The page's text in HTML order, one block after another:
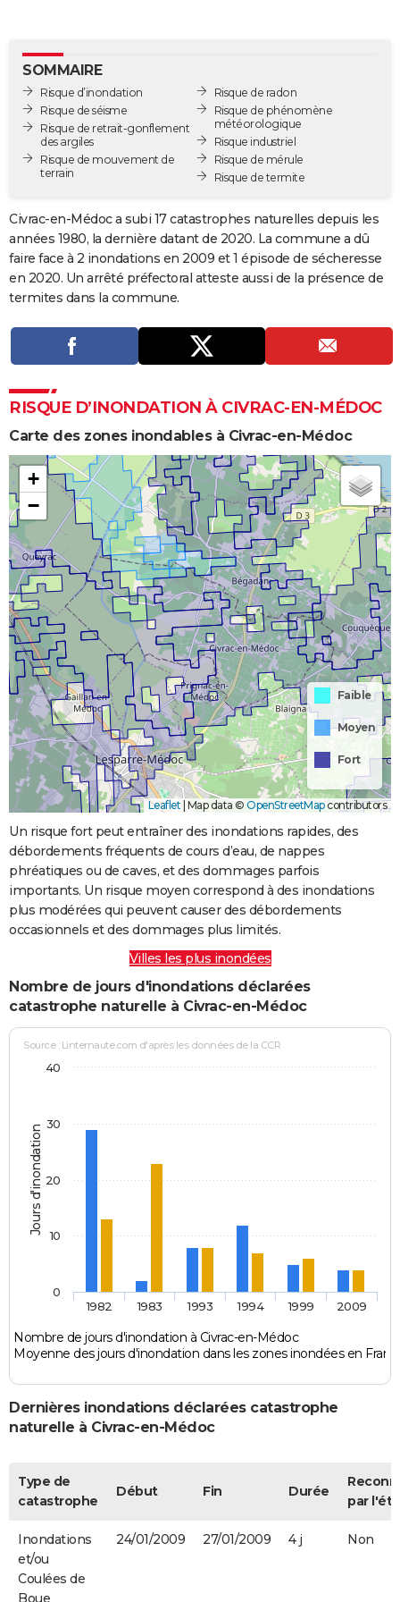
GUIDES D'ACHAT
BONS PLANS
CARTE DE VOEUX
Carte de Noël
Carte Bonne année
Carte Saint-Valentin
Carte Pâques
Carte d'anniversaire
DICTIONNAIRE
COPAINS D'AVANT
S'inscrire
Se connecter
Lycées
Collèges
Primaires
Universités
Entreprises
Service militaire
Avis de recherche
AVIS DE DÉCÈS
SOMMAIRE
Risque d’inondation
Risque de séisme
Risque de retrait-gonflement
des argiles
Risque de mouvement de
terrain
Risque de radon
Risque de phénomène
météorologique
Risque industriel
Risque de mérule
Risque de termite
Civrac-en-Médoc a subi 17 catastrophes naturelles depuis les
années 1980, la dernière datant de 2020. La commune a dû
faire face à 2 inondations en 2009 et 1 épisode de sécheresse
en 2020. Un arrêté préfectoral atteste aussi de la présence de
termites dans la commune.
RISQUE D’INONDATION À CIVRAC-EN-MÉDOC
Carte des zones inondables à Civrac-en-Médoc
+
−
Faible
Moyen
Fort
Leaflet | Map data © OpenStreetMapcontributors
Un risque fort peut entraîner des inondations rapides, des
débordements fréquents de cours d’eau, de nappes
phréatiques ou de caves, et des dommages parfois
importants. Un risque moyen correspond à des inondations
plus modérées qui peuvent causer des débordements
occasionnels et des dommages plus limités.
Villes les plus inondées
Nombre de jours d'inondations déclarées
catastrophe naturelle à Civrac-en-Médoc
Jours d'inondation
Source : Linternaute.com d'après les données de la CCR
Nombre de jours d'inondation à Civrac-en-Médoc
Moyenne des jours d'inondation dans les zones inondées en
1982 1983 1993 1994 1999 2009
0
10
20
30
40
Dernières inondations déclarées catastrophe
naturelle à Civrac-en-Médoc
Type de
catastrophe
Début Fin Durée
par
Inondations
et/ou
Coulées de
Boue
24/01/2009 27/01/2009 4 j Non